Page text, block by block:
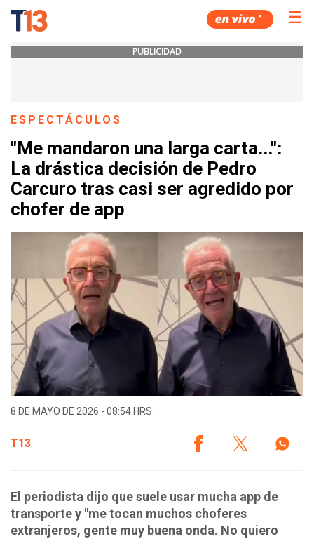
☰
PUBLICIDAD
ESPECTÁCULOS
"Me mandaron una larga carta...":
La drástica decisión de Pedro
Carcuro tras casi ser agredido por
chofer de app
8 DE MAYO DE 2026 - 08:54 HRS.
T13
El periodista dijo que suele usar mucha app de
transporte y "me tocan muchos choferes
extranjeros, gente muy buena onda. No quiero